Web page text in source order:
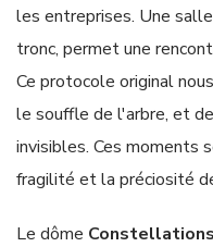
les entreprises. Une
tronc, permet une
Ce protocole original
le souffle de l'arbre, et
invisibles. Ces moments
fragilité et la préciosité
Le dôme Constellations